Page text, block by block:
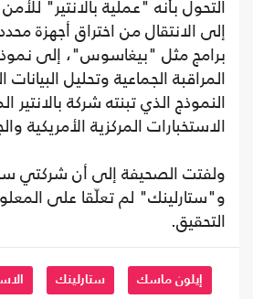
التحول بأنه "عملية بالانتير"
إلى الانتقال من اختراق أجهزة
برامج مثل "بيغاسوس"، إلى
المراقبة الجماعية وتحليل
النموذج الذي تبنته شركة بالانتير
الاستخبارات المركزية الأمريكية
ولفتت الصحيفة إلى أن
و"ستارلينك" لم تعلّقا على
التحقيق.
إيلون ماسك ستارلينك